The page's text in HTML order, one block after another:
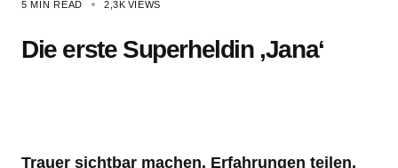
5 MIN READ 2,3K VIEWS
Die erste Superheldin ‚Jana‘
Trauer sichtbar machen. Erfahrungen teilen.